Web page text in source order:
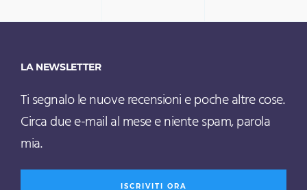
LA NEWSLETTER
Ti segnalo le nuove recensioni e poche altre cose.
Circa due e-mail al mese e niente spam, parola
mia.
ISCRIVITI ORA